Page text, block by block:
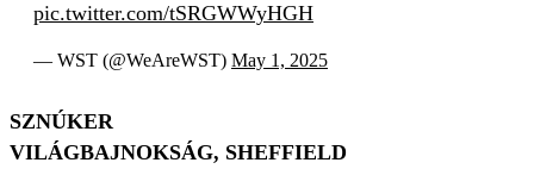
pic.twitter.com/tSRGWWyHGH
— WST (@WeAreWST) May 1, 2025
SZNÚKER
VILÁGBAJNOKSÁG, SHEFFIELD